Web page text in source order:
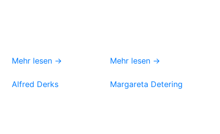
Mehr lesen → Mehr lesen →
Alfred Derks Margareta Detering